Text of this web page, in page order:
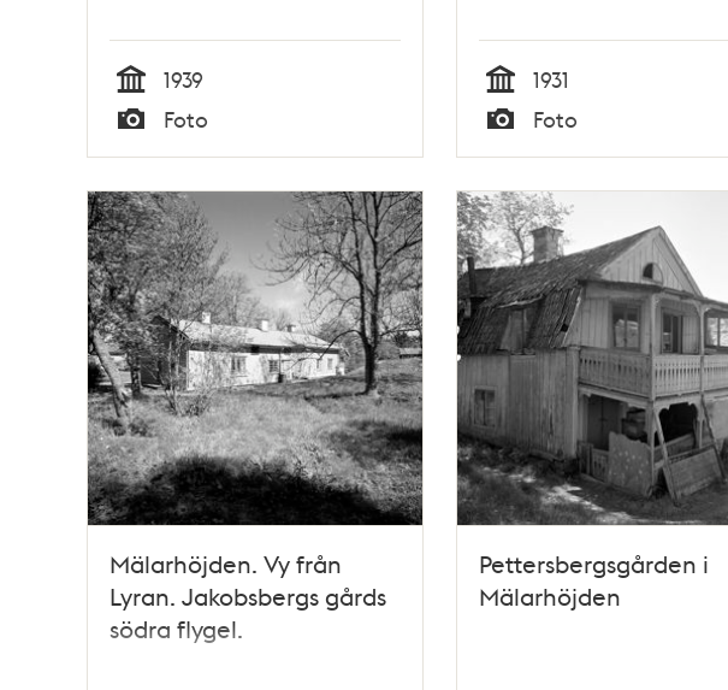
Tid
1939
Foto Tid
1931
Foto
Mälarhöjden. Vy från
Lyran. Jakobsbergs gårds
södra flygel.
Pettersbergsgården i
Mälarhöjden